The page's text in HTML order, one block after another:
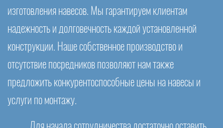
изготовления навесов. Мы гарантируем клиентам
надежность и долговечность каждой установленной
конструкции. Наше собственное производство и
отсутствие посредников позволяют нам также
предложить конкурентоспособные цены на навесы и
услуги по монтажу.